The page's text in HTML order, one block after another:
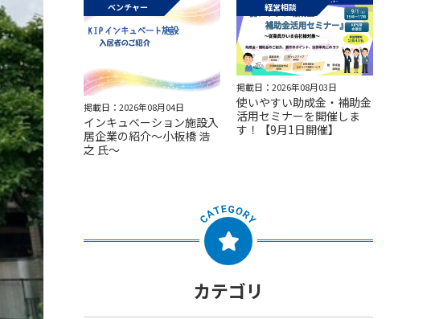
ベンチャー
掲載日：2026年08月04日
インキュベーション施設入
居企業の紹介～小板橋 浩
之 氏～
経営相談
掲載日：2026年08月03日
使いやすい助成金・補助金
活用セミナーを開催しま
す！【9月1日開催】
カテゴリ